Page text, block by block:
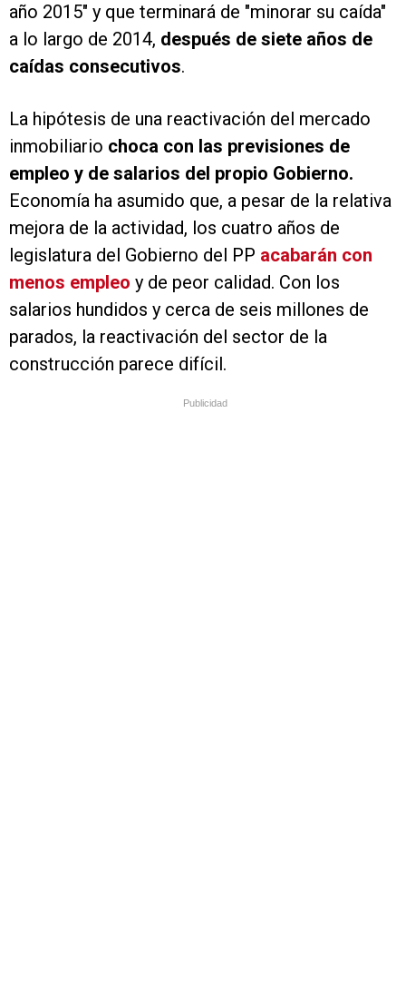
año 2015" y que terminará de "minorar su caída"
a lo largo de 2014, después de siete años de
caídas consecutivos.
La hipótesis de una reactivación del mercado
inmobiliario choca con las previsiones de
empleo y de salarios del propio Gobierno.
Economía ha asumido que, a pesar de la relativa
mejora de la actividad, los cuatro años de
legislatura del Gobierno del PP acabarán con
menos empleo y de peor calidad. Con los
salarios hundidos y cerca de seis millones de
parados, la reactivación del sector de la
construcción parece difícil.
Publicidad